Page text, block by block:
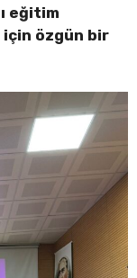
eğitim
özgün bir